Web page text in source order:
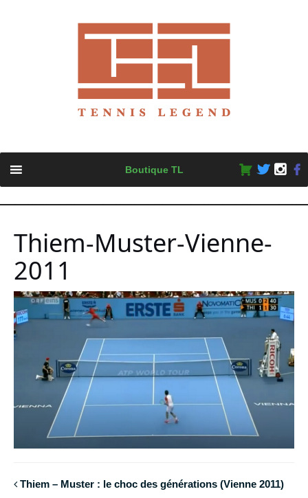
content
Boutique TL
Thiem-Muster-Vienne-
2011
Thiem – Muster : le choc des générations (Vienne 2011)